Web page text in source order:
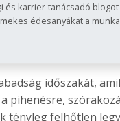
és karrier-tanácsadó
édesanyákat a
időszakát,
pihenésre,
tényleg felhőtlen
Dr. Radics
Jogász,